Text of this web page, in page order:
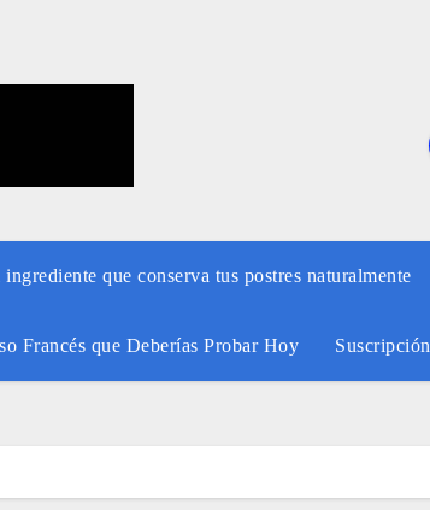
que conserva tus postres naturalmente
Francés que Deberías Probar Hoy Suscripción